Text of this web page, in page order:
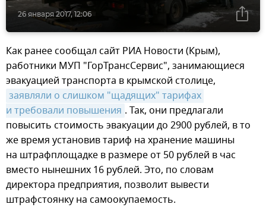
26 января 2017, 12:06
Как ранее сообщал сайт РИА Новости (Крым),
работники МУП "ГорТрансСервис", занимающиеся
эвакуацией транспорта в крымской столице,
заявляли о слишком "щадящих" тарифах
и требовали повышения . Так, они предлагали
повысить стоимость эвакуации до 2900 рублей, в то
же время установив тариф на хранение машины
на штрафплощадке в размере от 50 рублей в час
вместо нынешних 16 рублей. Это, по словам
директора предприятия, позволит вывести
штрафстоянку на самоокупаемость.